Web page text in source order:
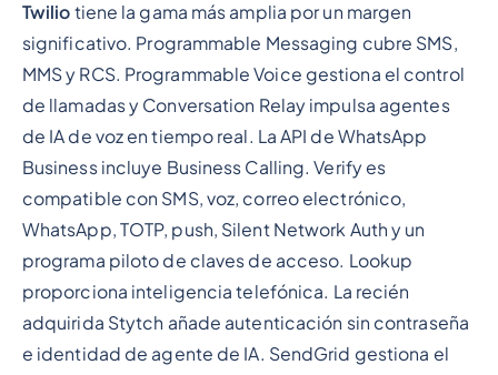
Twilio tiene la gama más amplia por un margen
significativo. Programmable Messaging cubre SMS,
MMS y RCS. Programmable Voice gestiona el control
de llamadas y Conversation Relay impulsa agentes
de IA de voz en tiempo real. La API de WhatsApp
Business incluye Business Calling. Verify es
compatible con SMS, voz, correo electrónico,
WhatsApp, TOTP, push, Silent Network Auth y un
programa piloto de claves de acceso. Lookup
proporciona inteligencia telefónica. La recién
adquirida Stytch añade autenticación sin contraseña
e identidad de agente de IA. SendGrid gestiona el